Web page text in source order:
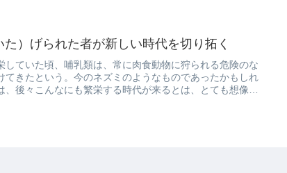
）げられた者が新しい時代を切り拓く
していた頃、哺乳類は、常に肉食動物に狩られる危険のな
てきたという。今のネズミのようなものであったかもしれ
後々こんなにも繁栄する時代が来るとは、とても想像で